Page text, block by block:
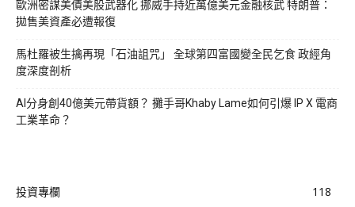
歐洲密謀美債美股武器化 挪威手持近萬億美元金融核武 特朗普：
拋售美資產必遭報復
馬杜羅被生擒再現「石油詛咒」 全球第四富國變全民乞食 政經角
度深度剖析
AI分身創40億美元帶貨額？ 攤手哥Khaby Lame如何引爆 IP X 電商
工業革命？
投資專欄
118